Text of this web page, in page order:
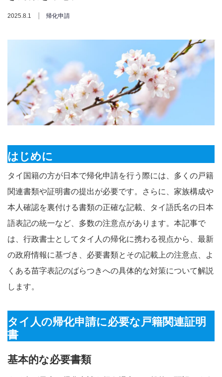
2025.8.1 帰化申請
はじめに
タイ国籍の方が日本で帰化申請を行う際には、多くの戸籍
関連書類や証明書の提出が必要です。さらに、家族構成や
本人確認を裏付ける書類の正確な記載、タイ語氏名の日本
語表記の統一など、多数の注意点があります。本記事で
は、行政書士としてタイ人の帰化に携わる視点から、最新
の政府情報に基づき、必要書類とその記載上の注意点、よ
くある苗字表記のばらつきへの具体的な対策について解説
します。
タイ人の帰化申請に必要な戸籍関連証明
書
基本的な必要書類